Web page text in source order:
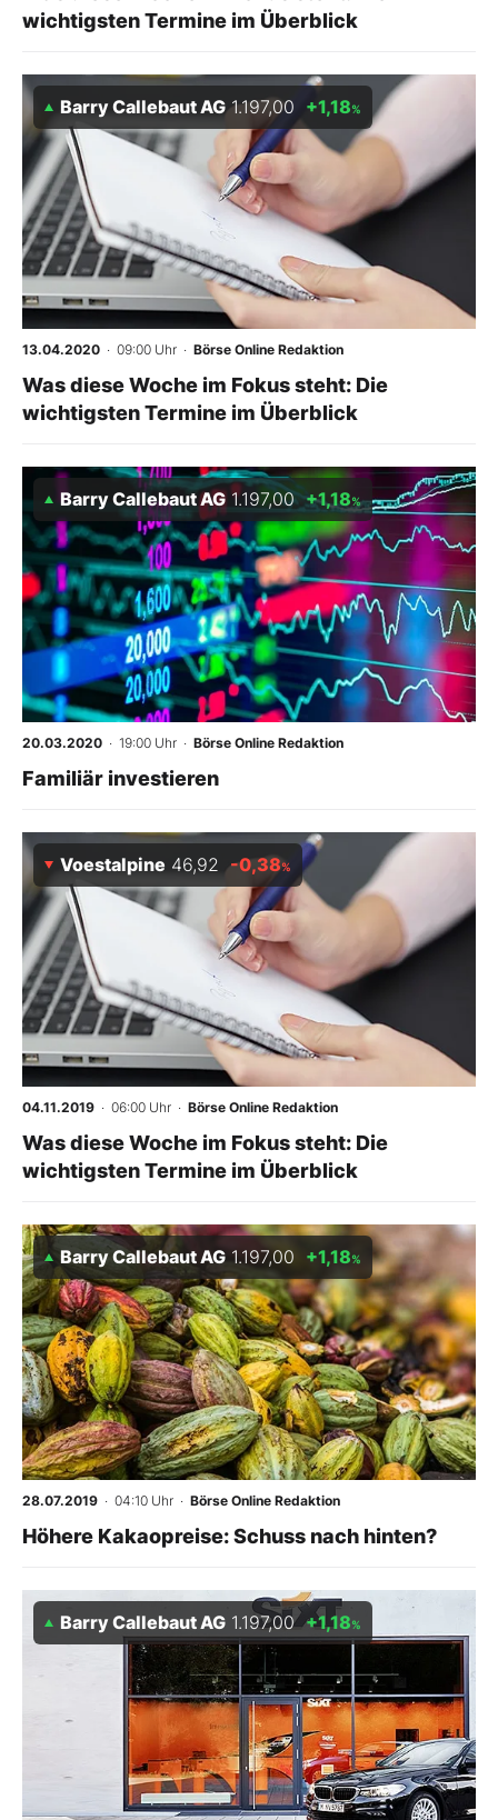
wichtigsten Termine im Überblick
Barry Callebaut AG 1.197,00 +1,18%
13.04.2020 · 09:00 Uhr · Börse Online Redaktion
Was diese Woche im Fokus steht: Die
wichtigsten Termine im Überblick
Barry Callebaut AG 1.197,00 +1,18%
20.03.2020 · 19:00 Uhr · Börse Online Redaktion
Familiär investieren
Voestalpine 46,92 -0,38%
04.11.2019 · 06:00 Uhr · Börse Online Redaktion
Was diese Woche im Fokus steht: Die
wichtigsten Termine im Überblick
Barry Callebaut AG 1.197,00 +1,18%
28.07.2019 · 04:10 Uhr · Börse Online Redaktion
Höhere Kakaopreise: Schuss nach hinten?
Barry Callebaut AG 1.197,00 +1,18%